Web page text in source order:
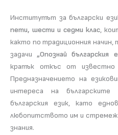
Институтът за български
пети, шести и седми клас,
както по традиционния начин,
задачи „Опознай българския
кратък откъс от известно
Предназначението на
интереса на
българския език, като
любопитството им и
знания.